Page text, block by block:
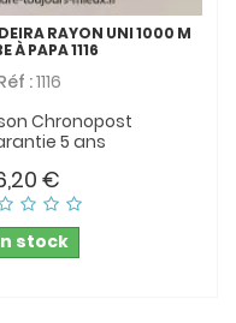
RAYON UNI 1000 M
À PAPA 1116
:1116
Chronopost
5 ans
€
stock